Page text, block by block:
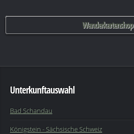
Wanderkartenshop
Unterkunftauswahl
Bad Schandau
Königstein - Sächsische Schweiz